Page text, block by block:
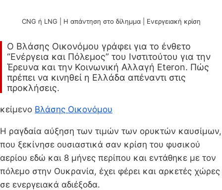
CNG ή LNG | H απάντηση στο δίλημμα | Ενεργειακή κρίση
Ο Βλάσης Οικονόμου γράφει για το ένθετο
“Ενέργεια και Πόλεμος” του Ινστιτούτου για την
Έρευνα και την Κοινωνική Αλλαγή Eteron. Πώς
πρέπει να κινηθεί η Ελλάδα απέναντι στις
προκλήσεις.
κείμενο Βλάσης Οικονόμου
Η ραγδαία αύξηση των τιμών των ορυκτών καυσίμων,
που ξεκίνησε ουσιαστικά σαν κρίση του φυσικού
αερίου εδώ και 8 μήνες περίπου και εντάθηκε με τον
πόλεμο στην Ουκρανία, έχει φέρει και αρκετές χώρες
σε ενεργειακά αδιέξοδα.